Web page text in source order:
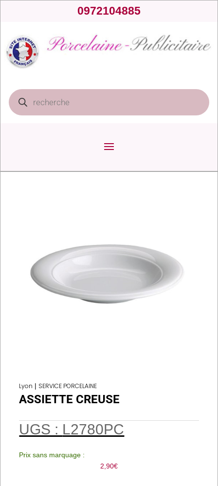
0972104885
Recherche
de
produits
Lyon | SERVICE PORCELAINE
ASSIETTE CREUSE
UGS : L2780PC
Prix sans marquage :
2,90€